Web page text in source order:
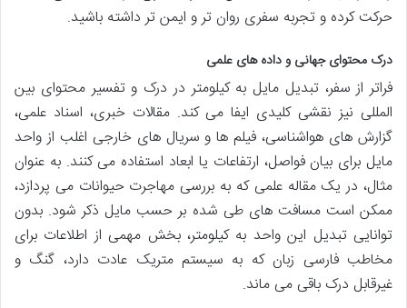
حرکت کرده و تجربه سفری روان تر و ایمن تر داشته باشید.
درک محتوای جهانی و داده های علمی
فراتر از سفر، تبدیل مایل به کیلومتر در درک و تفسیر محتوای بین
المللی نیز نقشی کلیدی ایفا می کند. مقالات خبری، اسناد علمی،
گزارش های هواشناسی، فیلم ها و سریال های خارجی اغلب از واحد
مایل برای بیان فواصل، ارتفاعات یا ابعاد استفاده می کنند. به عنوان
مثال، در یک مقاله علمی که به بررسی مهاجرت حیوانات می پردازد،
ممکن است مسافت های طی شده بر حسب مایل ذکر شود. بدون
توانایی تبدیل این واحد به کیلومتر، بخش مهمی از اطلاعات برای
مخاطب فارسی زبان که به سیستم متریک عادت دارد، گنگ و
غیرقابل درک باقی می ماند.